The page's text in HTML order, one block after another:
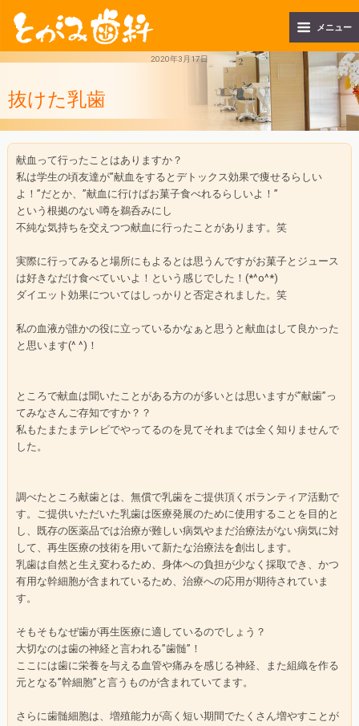
メニュー
2020年3月17日
抜けた乳歯
献血って行ったことはありますか？
私は学生の頃友達が”献血をするとデトックス効果で痩せるらしい
よ！”だとか、”献血に行けばお菓子食べれるらしいよ！”
という根拠のない噂を鵜呑みにし
不純な気持ちを交えつつ献血に行ったことがあります。笑
実際に行ってみると場所にもよるとは思うんですがお菓子とジュース
は好きなだけ食べていいよ！という感じでした！(*^o^*)
ダイエット効果についてはしっかりと否定されました。笑
私の血液が誰かの役に立っているかなぁと思うと献血はして良かった
と思います(^ ^)！
ところで献血は聞いたことがある方のが多いとは思いますが”献歯”っ
てみなさんご存知ですか？？
私もたまたまテレビでやってるのを見てそれまでは全く知りませんで
した。
調べたところ献歯とは、無償で乳歯をご提供頂くボランティア活動で
す。ご提供いただいた乳歯は医療発展のために使用することを目的と
し、既存の医薬品では治療が難しい病気やまだ治療法がない病気に対
して、再生医療の技術を用いて新たな治療法を創出します。
乳歯は自然と生え変わるため、身体への負担が少なく採取でき、かつ
有用な幹細胞が含まれているため、治療への応用が期待されていま
す。
そもそもなぜ歯が再生医療に適しているのでしょう？
大切なのは歯の神経と言われる”歯髄”！
ここには歯に栄養を与える血管や痛みを感じる神経、また組織を作る
元となる”幹細胞”と言うものが含まれていてます。
さらに歯髄細胞は、増殖能力が高く短い期間でたくさん増やすことが